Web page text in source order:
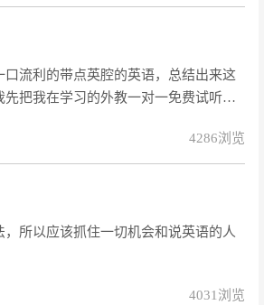
流利的带点英腔的英语，总结出来这
把我在学习的外教一对一免费试听课
4286浏览
所以应该抓住一切机会和说英语的人
4031浏览